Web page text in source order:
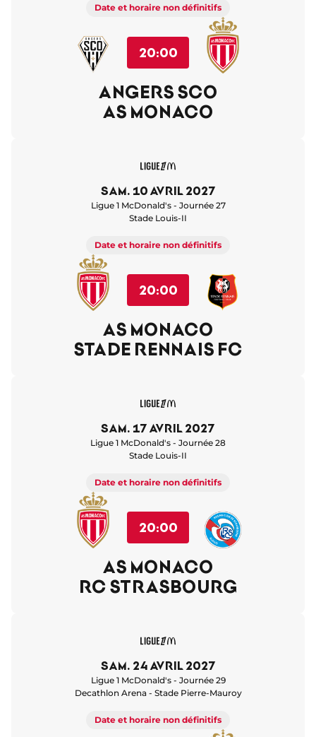
Date et horaire non définitifs
20:00
ANGERS SCO
AS MONACO
sam. 10 avril 2027
Ligue 1 McDonald's - Journée 27
Stade Louis-II
Date et horaire non définitifs
20:00
AS MONACO
STADE RENNAIS FC
sam. 17 avril 2027
Ligue 1 McDonald's - Journée 28
Stade Louis-II
Date et horaire non définitifs
20:00
AS MONACO
RC STRASBOURG
sam. 24 avril 2027
Ligue 1 McDonald's - Journée 29
Decathlon Arena - Stade Pierre-Mauroy
Date et horaire non définitifs